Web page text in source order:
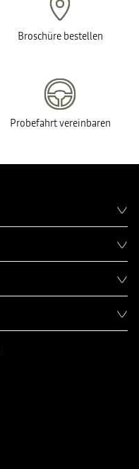
Broschüre bestellen
Probefahrt vereinbaren